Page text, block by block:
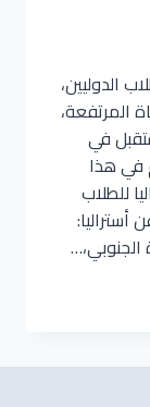
الدوليين،
المرتفعة،
في
في هذا
للطلاب
أستراليا: